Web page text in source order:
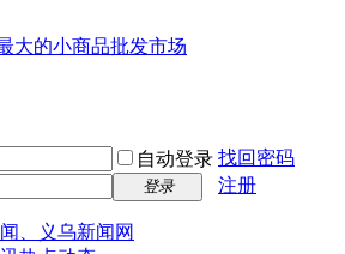
大的小商品批发市场
自动登录 找回密码
登录 注册
、义乌新闻网